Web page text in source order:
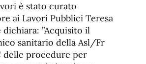
è stato curato
ai Lavori Pubblici Teresa
dichiara: ”Acquisito il
sanitario della Asl/Fr
delle procedure per